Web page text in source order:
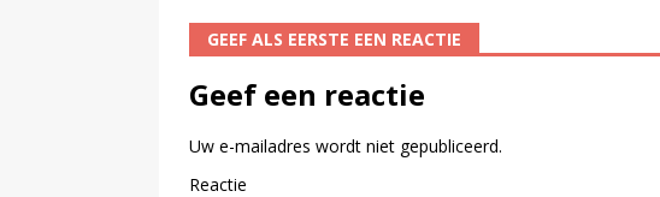
GEEF ALS EERSTE EEN REACTIE
Geef een reactie
Uw e-mailadres wordt niet gepubliceerd.
Reactie